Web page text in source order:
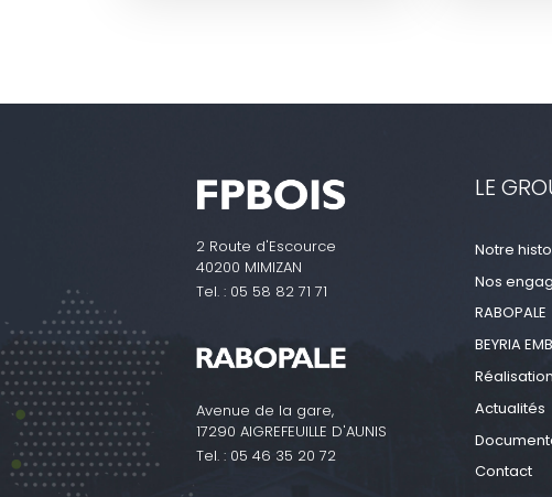
2 Route d'Escource
40200 MIMIZAN
Tel. : 05 58 82 71 71
Avenue de la gare,
17290 AIGREFEUILLE D'AUNIS
Tel. : 05 46 35 20 72
LE
Notre
Nos
RABOPALE
BEYRIA
Actualités
Contact